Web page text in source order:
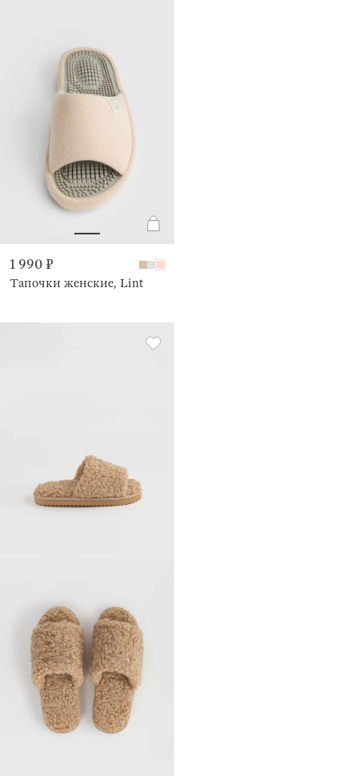
1 990 ₽
Тапочки женские, Lint